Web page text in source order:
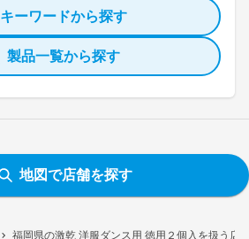
福岡県の激乾 洋服ダンス用 徳用２個入を扱う店
キーワードから探す
製品一覧から探す
地図で店舗を探す